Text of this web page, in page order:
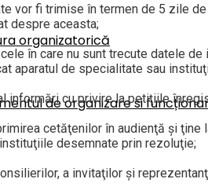
organizatorică
de organizare si
Cetățeni
vor fi trimise în termen de 5 zile
despre aceasta;
în care nu sunt trecute datele
aparatul de specialitate sau
informări cu privire la petiţiile
cetăţenilor în audienţă şi
desemnate prin rezoluţie;
a invitaţilor şi